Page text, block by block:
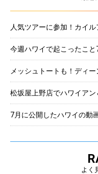
人気ツアーに参加！カイ
今週ハワイで起こったこと
メッシュトートも！ディ
松坂屋上野店でハワイア
7月に公開したハワイの動
よく